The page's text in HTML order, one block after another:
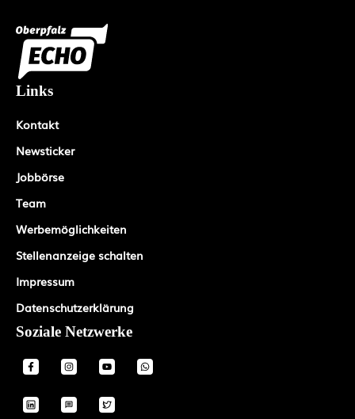
Links
Kontakt
Newsticker
Jobbörse
Team
Werbemöglichkeiten
Stellenanzeige schalten
Impressum
Datenschutzerklärung
Soziale Netzwerke